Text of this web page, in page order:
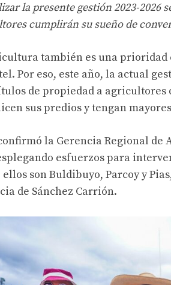
la presente gestión 2023-2026
cumplirán su sueño de
también es una prioridad
Por eso, este año, la actual
de propiedad a
sus predios y tengan
la Gerencia Regional de
esfuerzos para
ellos son Buldibuyo, Parcoy y
de Sánchez Carrión.